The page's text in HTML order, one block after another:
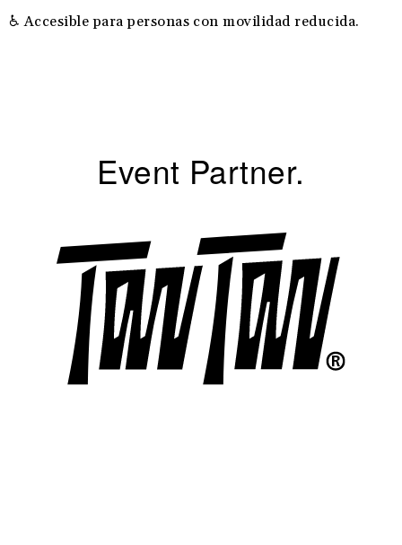
♿ Accesible para personas con movilidad reducida.
Event Partner.